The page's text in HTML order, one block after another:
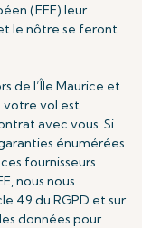
(EEE) leur
le nôtre se feront
de l’Île Maurice et
votre vol est
avec vous. Si
énumérées
fournisseurs
nous nous
49 du RGPD et sur
données pour